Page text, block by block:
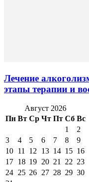
Лечение
этапы терапии и
Август 2026
Пн Вт Ср Чт Пт Сб Вс
1
2
3
4 5 6 7 8
9
10 11 12 13 14 15 16
17 18 19 20 21 22 23
24 25 26 27 28 29 30